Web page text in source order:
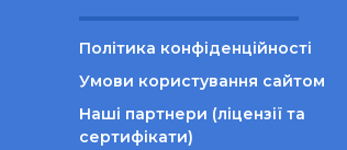
Політика конфіденційності
Умови користування сайтом
Наші партнери (ліцензії та
сертифікати)